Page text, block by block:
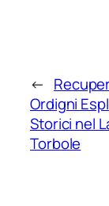
←
Ordigni
Storici nel
Torbole